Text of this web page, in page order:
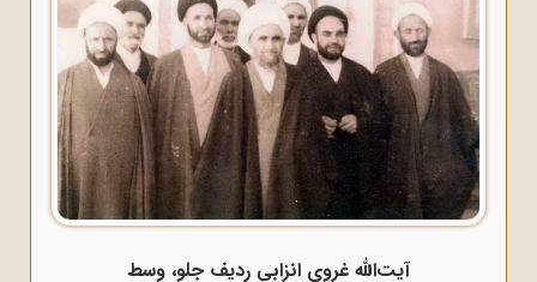
آیت‌الله غروی انزابی ردیف جلو، وسط